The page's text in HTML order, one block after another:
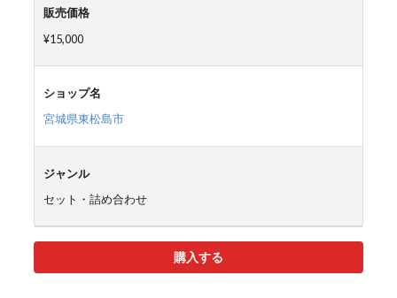
販売価格
¥15,000
ショップ名
宮城県東松島市
ジャンル
セット・詰め合わせ
購入する